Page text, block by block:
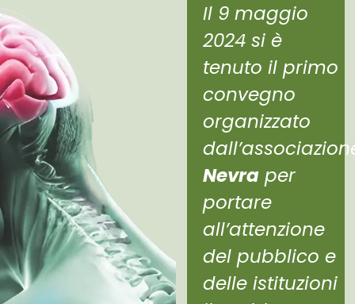
Il 9 maggio
2024 si è
tenuto il primo
convegno
organizzato
Nevraper
portare
all’attenzione
del pubblico e
delle istituzioni